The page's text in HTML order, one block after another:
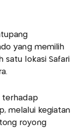
yang memilih
satu lokasi Safari
terhadap
melalui kegiatan
royong